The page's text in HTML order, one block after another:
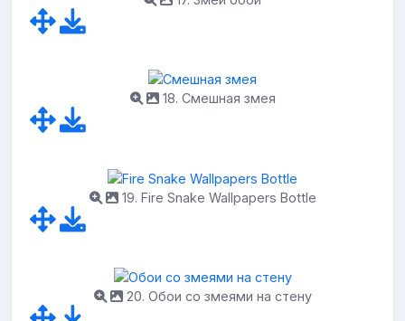
18. Смешная змея
19. Fire Snake Wallpapers Bottle
20. Обои со змеями на стену